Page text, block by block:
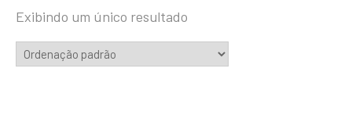
Exibindo um único resultado